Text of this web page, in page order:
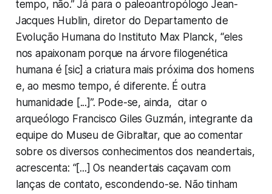
tempo, não.” Já para o paleoantropólogo Jean-
Jacques Hublin, diretor do Departamento de
Evolução Humana do Instituto Max Planck, “eles
nos apaixonam porque na árvore filogenética
humana é [sic] a criatura mais próxima dos homens
e, ao mesmo tempo, é diferente. É outra
humanidade [...]”. Pode-se, ainda, citar o
arqueólogo Francisco Giles Guzmán, integrante da
equipe do Museu de Gibraltar, que ao comentar
sobre os diversos conhecimentos dos neandertais,
acrescenta: “[...] Os neandertais caçavam com
lanças de contato, escondendo-se. Não tinham